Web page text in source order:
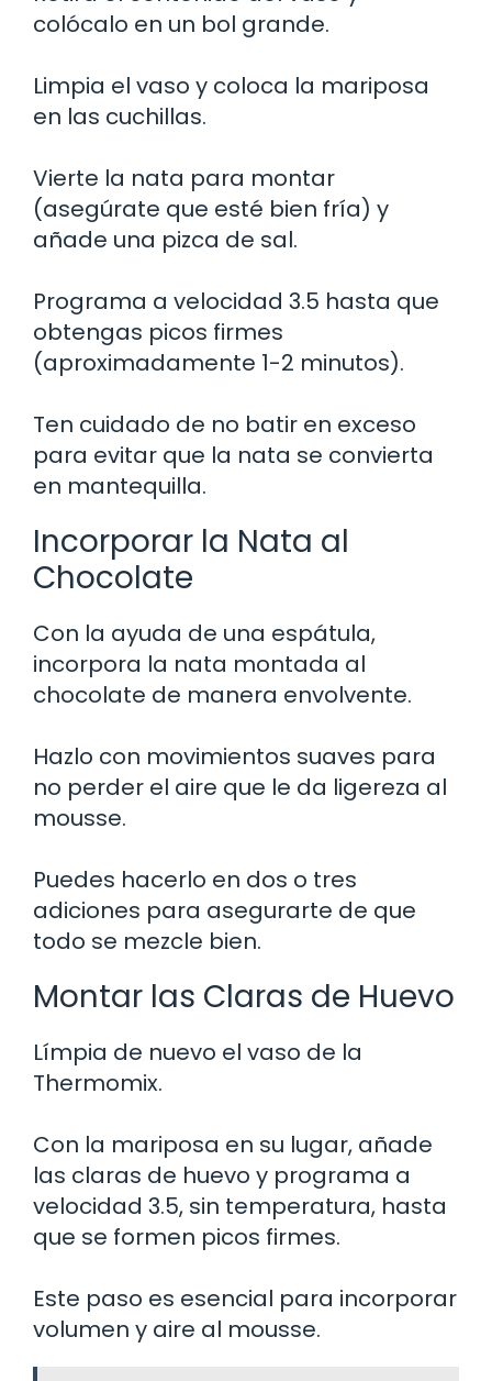
colócalo en un bol grande.
Limpia el vaso y coloca la mariposa
en las cuchillas.
Vierte la nata para montar
(asegúrate que esté bien fría) y
añade una pizca de sal.
Programa a velocidad 3.5 hasta que
obtengas picos firmes
(aproximadamente 1-2 minutos).
Ten cuidado de no batir en exceso
para evitar que la nata se convierta
en mantequilla.
Incorporar la Nata al
Chocolate
Con la ayuda de una espátula,
incorpora la nata montada al
chocolate de manera envolvente.
Hazlo con movimientos suaves para
no perder el aire que le da ligereza al
mousse.
Puedes hacerlo en dos o tres
adiciones para asegurarte de que
todo se mezcle bien.
Montar las Claras de Huevo
Límpia de nuevo el vaso de la
Thermomix.
Con la mariposa en su lugar, añade
las claras de huevo y programa a
velocidad 3.5, sin temperatura, hasta
que se formen picos firmes.
Este paso es esencial para incorporar
volumen y aire al mousse.